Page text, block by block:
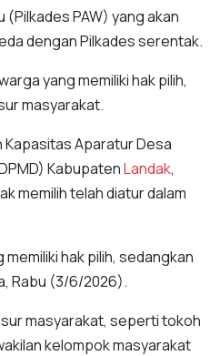
PAW) yang akan
dengan Pilkades serentak.
yang memiliki hak pilih,
masyarakat.
Kapasitas Aparatur Desa
KabupatenLandak,
memilih telah diatur dalam
hak pilih, sedangkan
Rabu (3/6/2026).
masyarakat, seperti tokoh
kelompok masyarakat